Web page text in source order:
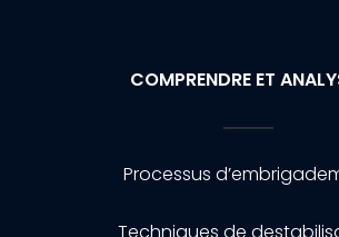
COMPRENDRE ET
Processus